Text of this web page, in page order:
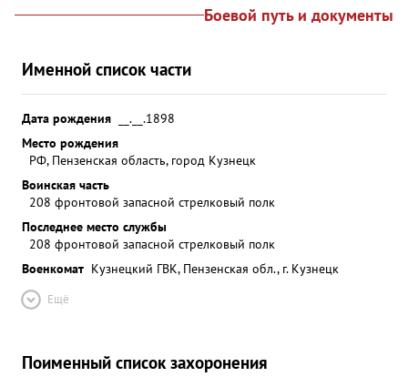
Боевой путь и документы
Именной список части
Дата рождения
__.__.1898
Место рождения
РФ, Пензенская область, город Кузнецк
Воинская часть
208 фронтовой запасной стрелковый полк
Последнее место службы
208 фронтовой запасной стрелковый полк
Военкомат Кузнецкий ГВК, Пензенская обл., г. Кузнецк
Ещё
Поименный список захоронения